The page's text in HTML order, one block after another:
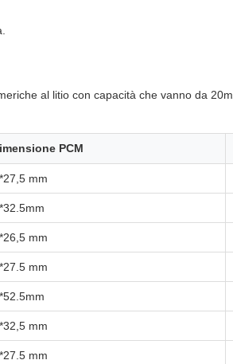
al litio con capacità che vanno da
PCM
mm
mm
mm
mm
mm